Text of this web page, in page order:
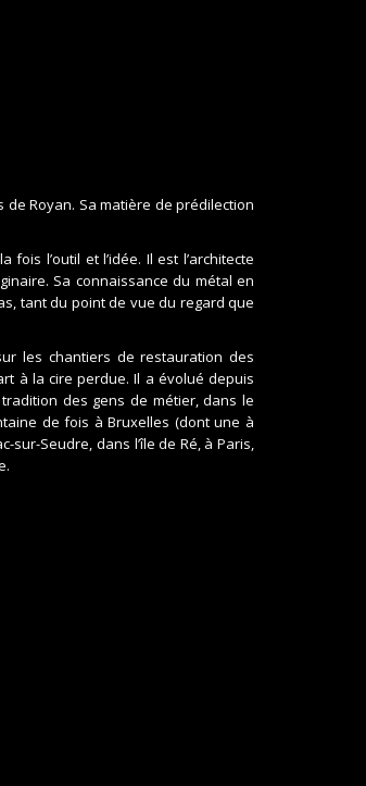
Royan. Sa matière de prédilection
l’outil et l’idée. Il est l’architecte
Sa connaissance du métal en
tant du point de vue du regard que
les chantiers de restauration des
à la cire perdue. Il a évolué depuis
des gens de métier, dans le
de fois à Bruxelles (dont une à
sur-Seudre, dans l’île de Ré, à Paris,